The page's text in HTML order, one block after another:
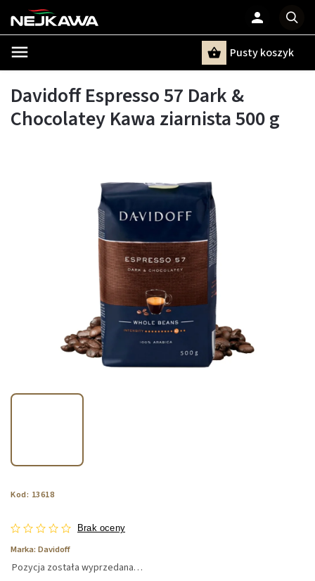
Pusty koszyk
Davidoff Espresso 57 Dark &
Chocolatey Kawa ziarnista 500 g
Kod: 13618
Brak oceny
Marka: Davidoff
Pozycja została wyprzedana…